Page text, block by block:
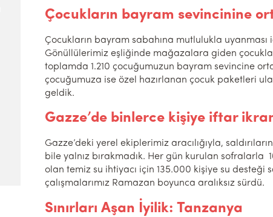
Çocukların bayram sevincinine
Çocukların bayram sabahına mutlulukla
Gönüllülerimiz eşliğinde mağazalara giden
toplamda 1.210 çocuğumuzun bayram sevincine
çocuğumuza ise özel hazırlanan çocuk paketleri
geldik.
Gazze’de binlerce kişiye iftar
Gazze’deki yerel ekiplerimiz aracılığıyla,
bile yalnız bırakmadık. Her gün kurulan sofralarla
olan temiz su ihtiyacı için 135.000 kişiye su desteği
çalışmalarımız Ramazan boyunca aralıksız sürdü.
Sınırları Aşan İyilik: Tanzanya